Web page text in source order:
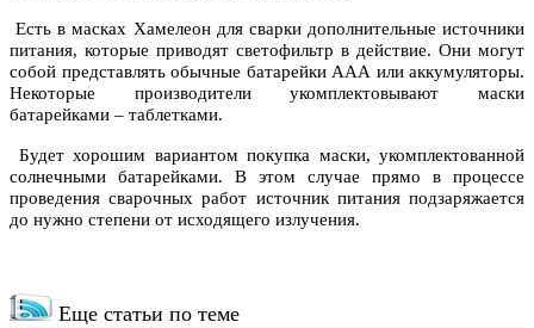
Есть в масках Хамелеон для сварки дополнительные источники
питания, которые приводят светофильтр в действие. Они могут
собой представлять обычные батарейки ААА или аккумуляторы.
Некоторые производители укомплектовывают маски
батарейками – таблетками.
Будет хорошим вариантом покупка маски, укомплектованной
солнечными батарейками. В этом случае прямо в процессе
проведения сварочных работ источник питания подзаряжается
до нужно степени от исходящего излучения.
Еще статьи по теме